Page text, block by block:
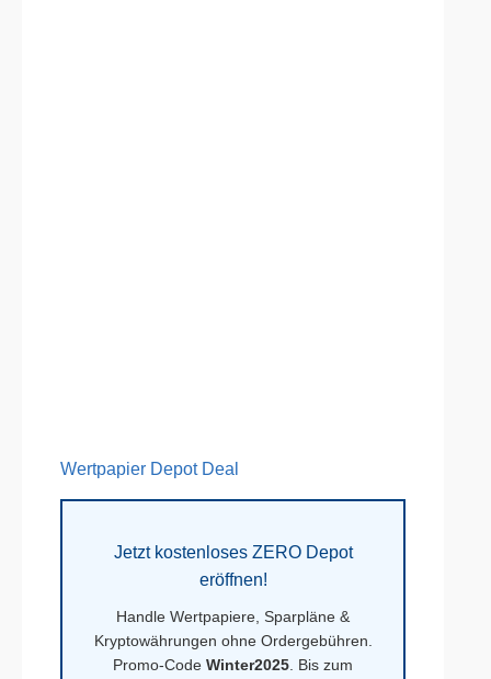
Wertpapier Depot Deal
Jetzt kostenloses ZERO Depot
eröffnen!
Handle Wertpapiere, Sparpläne &
Kryptowährungen ohne Ordergebühren.
Promo-CodeWinter2025. Bis zum